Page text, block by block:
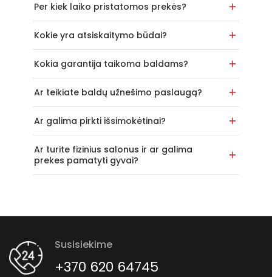
Per kiek laiko pristatomos prekės?
Kokie yra atsiskaitymo būdai?
Kokia garantija taikoma baldams?
Ar teikiate baldų užnešimo paslaugą?
Ar galima pirkti išsimokėtinai?
Ar turite fizinius salonus ir ar galima
prekes pamatyti gyvai?
Susisiekime
+370 620 64745